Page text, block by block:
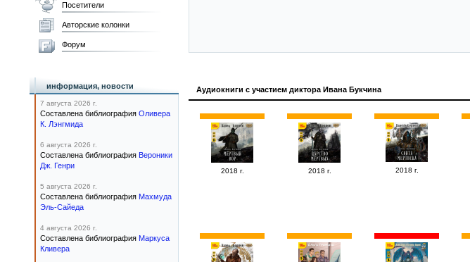
Аудиокниги с участием диктора Ивана Букчина
2018 г. 2018 г. 2018 г.
Посетители
Авторские колонки
Форум
информация, новости
7 августа 2026 г.
Составлена библиография Оливера
К. Лэнгмида
6 августа 2026 г.
Составлена библиография Вероники
Дж. Генри
5 августа 2026 г.
Составлена библиография Махмуда
Эль-Сайеда
4 августа 2026 г.
Составлена библиография Маркуса
Кливера